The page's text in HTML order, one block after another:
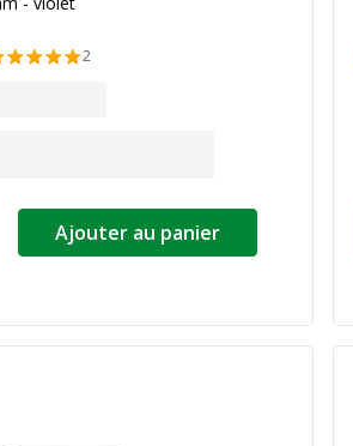
2
Ajouter au panier